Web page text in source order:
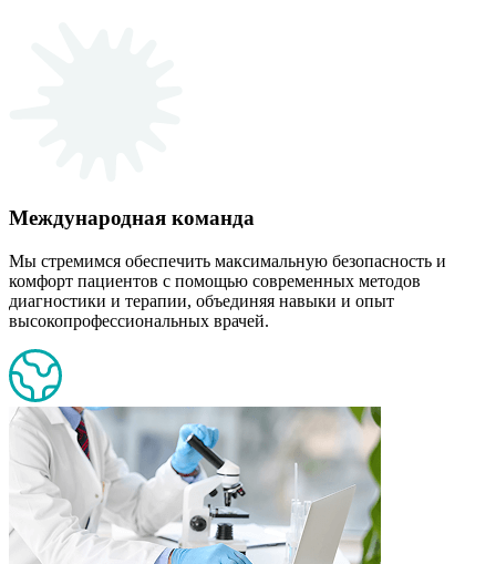
Международная команда
Мы стремимся обеспечить максимальную безопасность и
комфорт пациентов с помощью современных методов
диагностики и терапии, объединяя навыки и опыт
высокопрофессиональных врачей.